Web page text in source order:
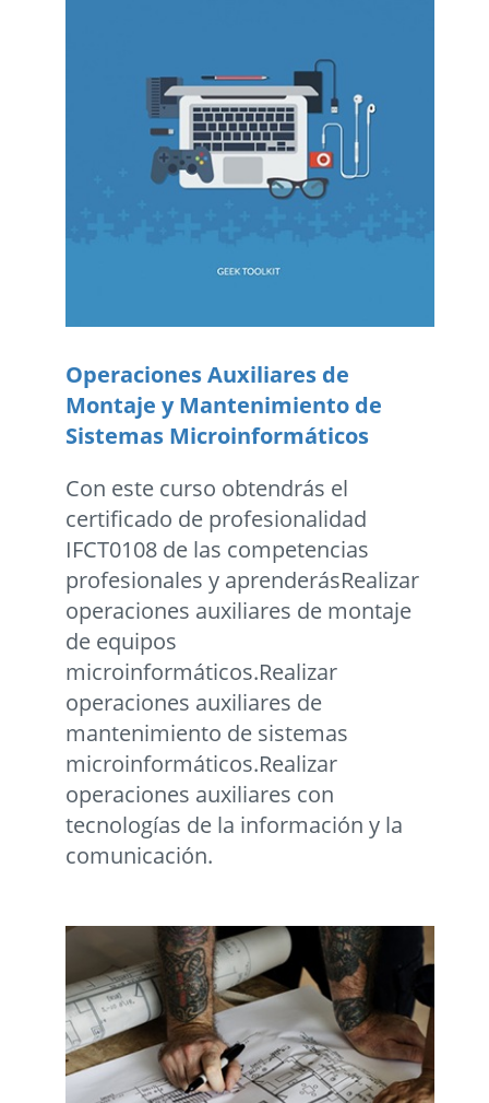
Operaciones Auxiliares de
Montaje y Mantenimiento de
Sistemas Microinformáticos
Con este curso obtendrás el
certificado de profesionalidad
IFCT0108 de las competencias
profesionales y aprenderásRealizar
operaciones auxiliares de montaje
de equipos
microinformáticos.Realizar
operaciones auxiliares de
mantenimiento de sistemas
microinformáticos.Realizar
operaciones auxiliares con
tecnologías de la información y la
comunicación.